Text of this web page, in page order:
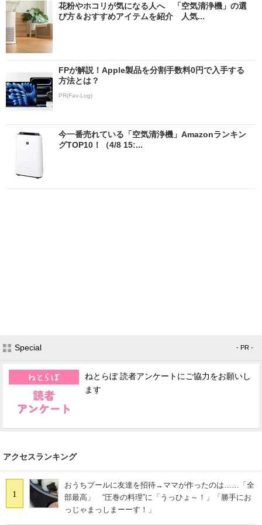
花粉やホコリが気になる人へ 「空気清浄機」の選
び方＆おすすめアイテムを紹介 人気...
FPが解説！Apple製品を分割手数料0円で入手する
方法とは？
PR(Fav-Log)
今一番売れている「空気清浄機」Amazonランキン
グTOP10！（4/8 15:...
Special - PR -
ねとらぼ 読者アンケートにご協力をお願いし
ます
アクセスランキング
1
おうちプールに友達を招待→ママが作ったのは……「全
部最高」 “圧巻の料理”に「うっひょ～！」「勝手にお
っじゃまっしまーーす！」